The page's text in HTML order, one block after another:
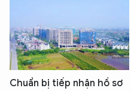
Chuẩn bị tiếp nhận hồ sơ